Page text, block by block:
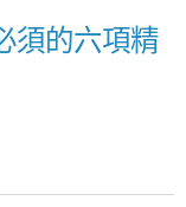
須的六項精